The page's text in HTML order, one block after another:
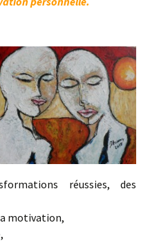
réussies, des
motivation,